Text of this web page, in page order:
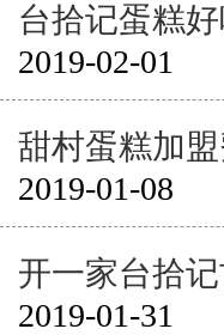
台拾记蛋糕
2019-02-01
甜村蛋糕加
2019-01-08
开一家台拾
2019-01-31